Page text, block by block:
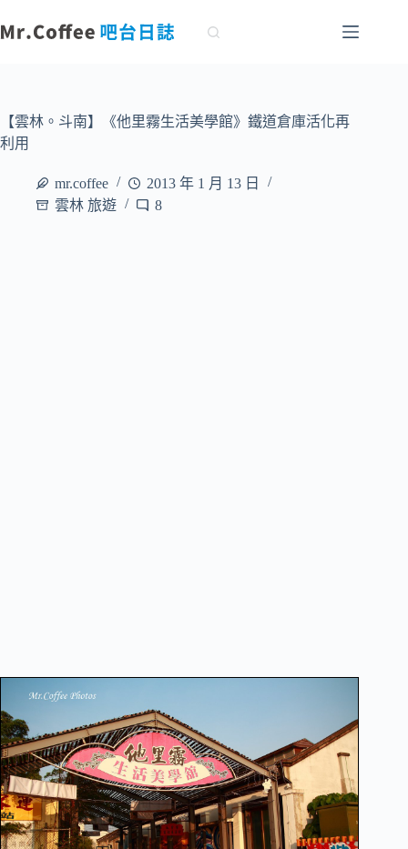
至
容【雲林。斗南】《他里霧生活美學館》鐵道倉庫活化再
利用
mr.coffee
2013 年 1 月 13 日
雲林 旅遊
8